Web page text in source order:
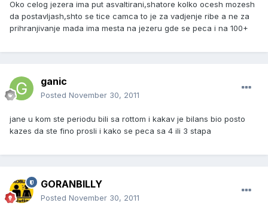
Oko celog jezera ima put asvaltirani,shatore kolko ocesh mozesh
da postavljash,shto se tice camca to je za vadjenje ribe a ne za
prihranjivanje mada ima mesta na jezeru gde se peca i na 100+
ganic
Posted November 30, 2011
jane u kom ste periodu bili sa rottom i kakav je bilans bio posto
kazes da ste fino prosli i kako se peca sa 4 ili 3 stapa
GORANBILLY
Posted November 30, 2011